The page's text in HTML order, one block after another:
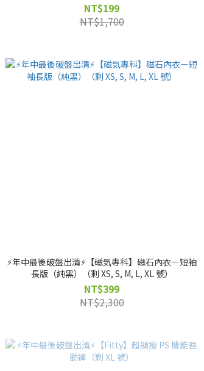
NT$199
NT$1,700
⚡️年中最後破盤出清⚡️【磁気專科】磁石內衣－短袖
長版（純黑）（剩 XS, S, M, L, XL 號）
NT$399
NT$2,300